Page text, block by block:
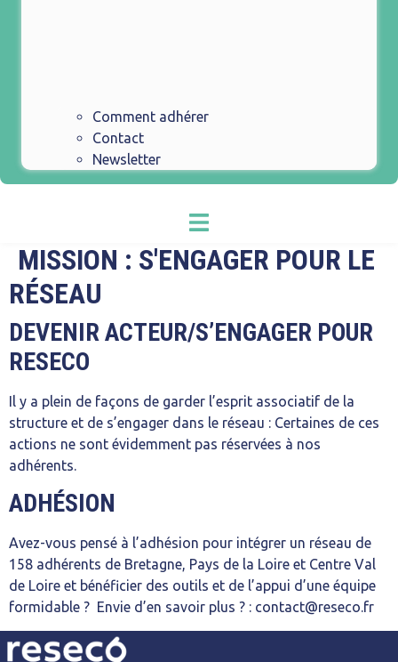
Comment adhérer
Contact
Newsletter
MISSION : S'ENGAGER POUR LE
RÉSEAU
DEVENIR ACTEUR/S’ENGAGER POUR
RESECO
Il y a plein de façons de garder l’esprit associatif de la
structure et de s’engager dans le réseau : Certaines de ces
actions ne sont évidemment pas réservées à nos
adhérents.
ADHÉSION
Avez-vous pensé à l’adhésion pour intégrer un réseau de
158 adhérents de Bretagne, Pays de la Loire et Centre Val
de Loire et bénéficier des outils et de l’appui d’une équipe
formidable ? Envie d’en savoir plus ? : contact@reseco.fr